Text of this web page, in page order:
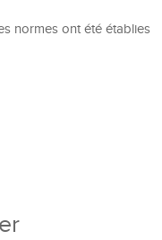
normes ont été établies